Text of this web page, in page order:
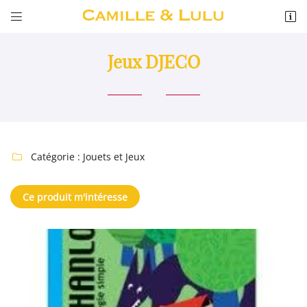
 
 Adresse email de réception
Recopier le code ci-contre
Rafraîchir le captcha
Jeux DJECO
 Catégorie : Jouets et Jeux
Ce produit m'intéresse